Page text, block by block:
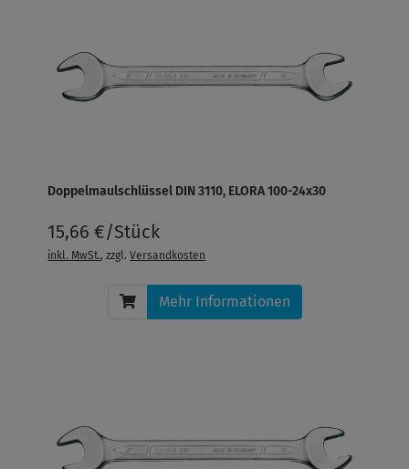
Doppelmaulschlüssel DIN 3110, ELORA 100-24x30
15,66 €/Stück
inkl. MwSt., zzgl.Versandkosten
Mehr Informationen